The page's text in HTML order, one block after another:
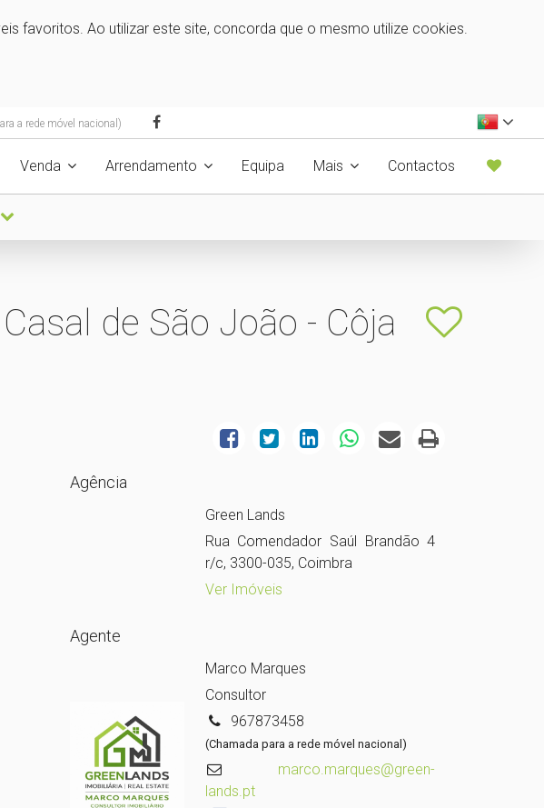
favoritos. Ao utilizar este site, concorda que o mesmo utilize cookies.
a rede móvel nacional)
Venda Arrendamento Equipa Mais Contactos
de São João - Côja
Agência
Green Lands
Rua Comendador Saúl Brandão 4
r/c, 3300-035, Coimbra
Ver Imóveis
Agente
Marco Marques
Consultor
967873458
(Chamada para a rede móvel nacional)
marco.marques@green-
lands.pt